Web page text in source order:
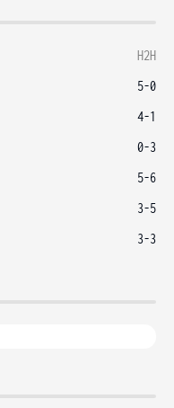
H2H
5-0
4-1
0-3
5-6
3-5
3-3